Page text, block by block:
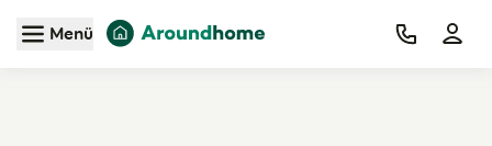
Zum Hauptinhalt
Menü